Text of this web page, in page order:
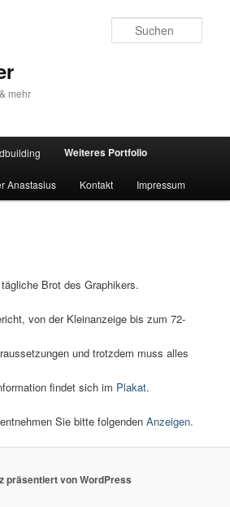
mehr
Weiteres Portfolio
Anastasius Kontakt Impressum
Brot des Graphikers.
von der Kleinanzeige bis zum 72-
und trotzdem muss alles
findet sich im Plakat.
Sie bitte folgendenAnzeigen.
präsentiert von WordPress